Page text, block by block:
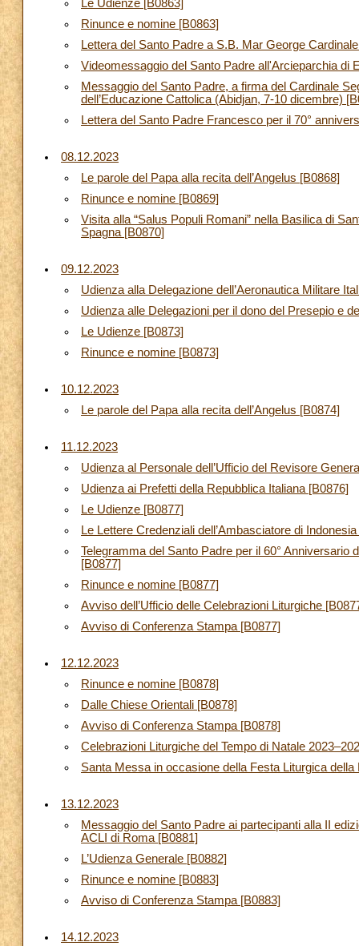
Le Udienze [B0863]
Rinunce e nomine [B0863]
Lettera del Santo Padre a S.B. Mar George
Videomessaggio del Santo Padre all'Arcieparchia di
Messaggio del Santo Padre, a firma del Cardinale
dell’Educazione Cattolica (Abidjan, 7-10 dicembre)
Lettera del Santo Padre Francesco per il 70°
08.12.2023
Le parole del Papa alla recita dell’Angelus [B0868]
Rinunce e nomine [B0869]
Visita alla “Salus Populi Romani” nella Basilica di
Spagna [B0870]
09.12.2023
Udienza alla Delegazione dell’Aeronautica Militare
Udienza alle Delegazioni per il dono del Presepio e
Le Udienze [B0873]
Rinunce e nomine [B0873]
10.12.2023
Le parole del Papa alla recita dell’Angelus [B0874]
11.12.2023
Udienza al Personale dell’Ufficio del Revisore
Udienza ai Prefetti della Repubblica Italiana [B0876]
Le Udienze [B0877]
Le Lettere Credenziali dell’Ambasciatore di
Telegramma del Santo Padre per il 60°
[B0877]
Rinunce e nomine [B0877]
Avviso dell’Ufficio delle Celebrazioni Liturgiche
Avviso di Conferenza Stampa [B0877]
12.12.2023
Rinunce e nomine [B0878]
Dalle Chiese Orientali [B0878]
Avviso di Conferenza Stampa [B0878]
Celebrazioni Liturgiche del Tempo di Natale
Santa Messa in occasione della Festa Liturgica
13.12.2023
Messaggio del Santo Padre ai partecipanti alla II
ACLI di Roma [B0881]
L’Udienza Generale [B0882]
Rinunce e nomine [B0883]
Avviso di Conferenza Stampa [B0883]
14.12.2023